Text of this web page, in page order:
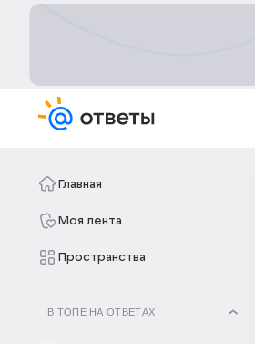
Главная
Моя лента
Пространства
В ТОПЕ НА ОТВЕТАХ